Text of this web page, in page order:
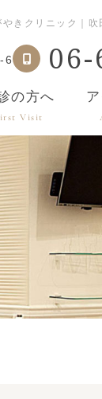
きクリニック｜
6
の方へ
Visit